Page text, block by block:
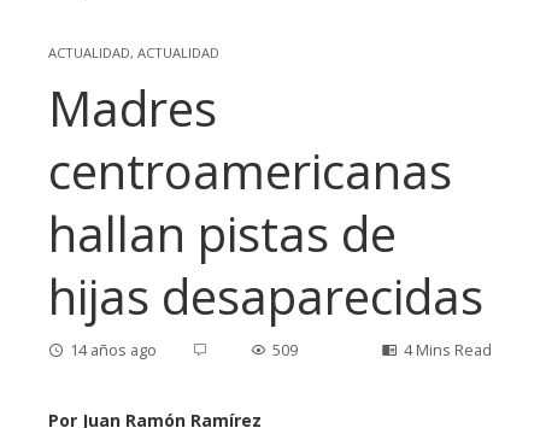
ACTUALIDAD, ACTUALIDAD
Madres
centroamericanas
hallan pistas de
hijas desaparecidas
14 años ago 509 4 Mins Read
Por Juan Ramón Ramírez